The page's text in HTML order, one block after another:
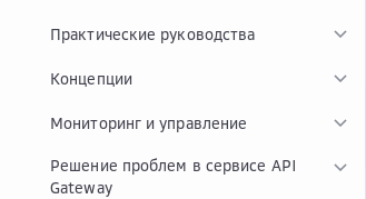
Практические руководства
Концепции
Мониторинг и управление
Решение проблем в сервисе API
Gateway